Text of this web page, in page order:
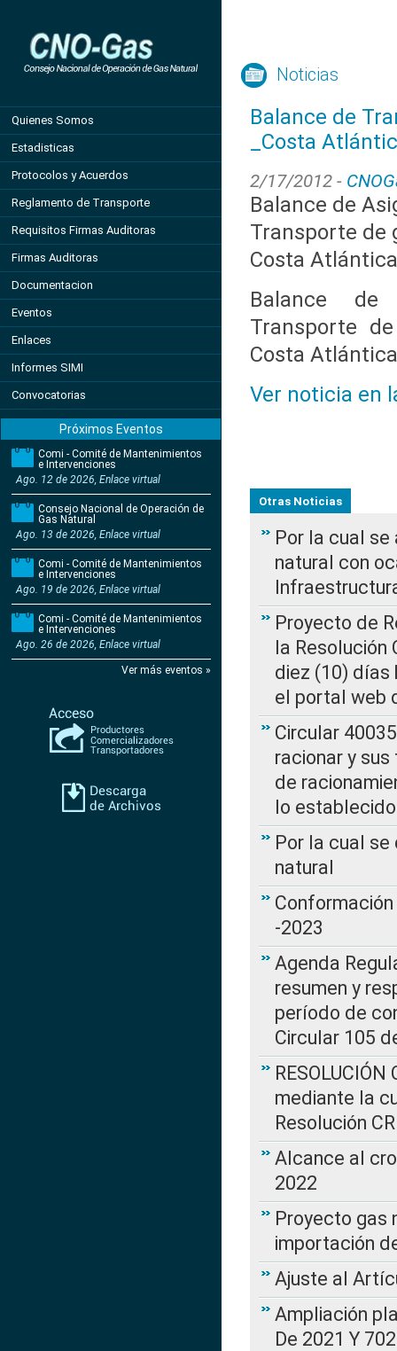
Quienes Somos
Estadisticas
Protocolos y Acuerdos
Reglamento de Transporte
Requisitos Firmas Auditoras
Firmas Auditoras
Documentacion
Eventos
Enlaces
Informes SIMI
Convocatorias
Próximos Eventos
Comi - Comité de Mantenimientos
e Intervenciones
Ago. 12 de 2026, Enlace virtual
Consejo Nacional de Operación de
Gas Natural
Ago. 13 de 2026, Enlace virtual
Comi - Comité de Mantenimientos
e Intervenciones
Ago. 19 de 2026, Enlace virtual
Comi - Comité de Mantenimientos
e Intervenciones
Ago. 26 de 2026, Enlace virtual
Ver más eventos »
Noticias
Balance de
_Costa
2/17/2012 -
Balance de
Transporte de
Costa Atlántica
Balance de
Transporte
Costa Atlántica
Ver noticia en
Otras Noticias
Por la cual
natural con
Proyecto de
la Resolución
diez (10) días
el portal web
Circular
racionar y
de
lo
Por la cual
natural
-2023
Agenda
resumen y
período de
Circular 105
mediante la
Resolución
Alcance al
2022
Proyecto gas
importación
Ajuste al
Ampliación
De 2021 Y